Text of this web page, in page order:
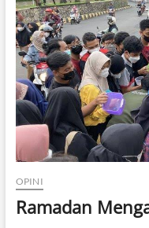
e
b
a
g
a
i
M
e
d
i
a
n
OPINI
Ramadan